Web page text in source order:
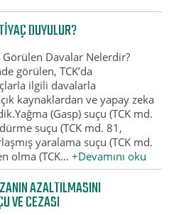
DUYULUR?
Görülen Davalar Nelerdir?
görülen, TCK’da
ilgili davalarla
kaynaklardan ve yapay zeka
(Gasp) suçu (TCK md.
suçu (TCK md. 81,
yaralama suçu (TCK md.
olma (TCK...+Devamını oku
AZALTILMASINI
VE CEZASI